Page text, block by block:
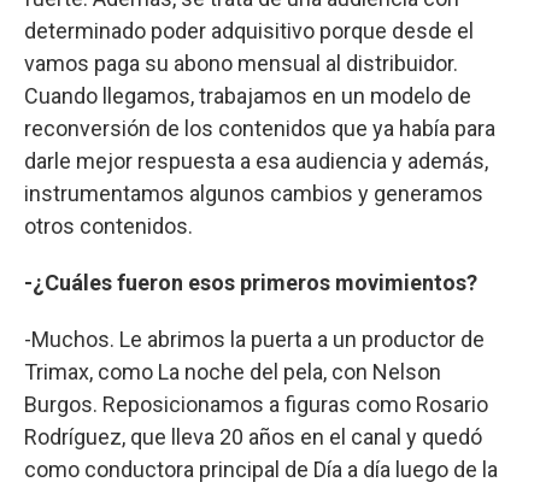
determinado poder adquisitivo porque desde el
vamos paga su abono mensual al distribuidor.
Cuando llegamos, trabajamos en un modelo de
reconversión de los contenidos que ya había para
darle mejor respuesta a esa audiencia y además,
instrumentamos algunos cambios y generamos
otros contenidos.
-¿Cuáles fueron esos primeros movimientos?
-Muchos. Le abrimos la puerta a un productor de
Trimax, como La noche del pela, con Nelson
Burgos. Reposicionamos a figuras como Rosario
Rodríguez, que lleva 20 años en el canal y quedó
como conductora principal de Día a día luego de la